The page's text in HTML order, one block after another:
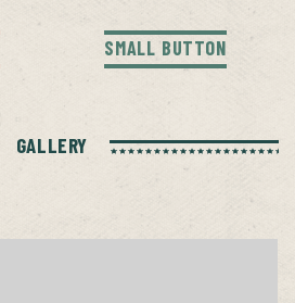
SMALL BUTTON
GALLERY